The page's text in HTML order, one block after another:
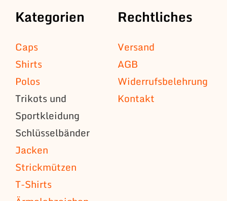
Kategorien
Caps
Shirts
Polos
Trikots und
Sportkleidung
Schlüsselbänder
Jacken
Strickmützen
T-Shirts
Rechtliches
Versand
AGB
Widerrufsbelehrung
Kontakt